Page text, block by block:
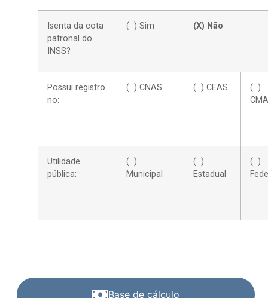
Base de cálculo
Isenta da cota
patronal do
INSS?
( ) Sim (X) Não
Possui registro
no:
( ) CNAS ( ) CEAS
( )
Utilidade
pública:
( )
Municipal
( )
Estadual
( )